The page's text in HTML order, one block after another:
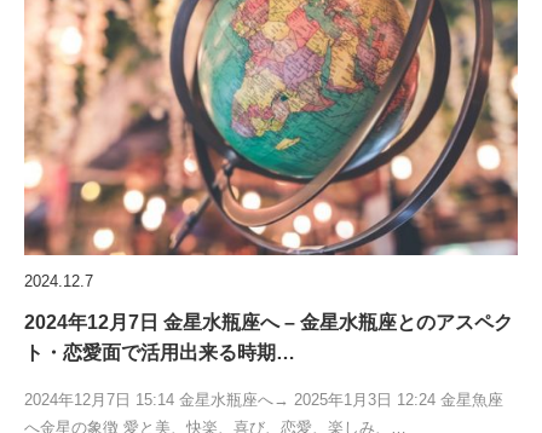
2024.12.7
2024年12月7日 金星水瓶座へ – 金星水瓶座とのアスペク
ト・恋愛面で活用出来る時期…
2024年12月7日 15:14 金星水瓶座へ→ 2025年1月3日 12:24 金星魚座
へ金星の象徴 愛と美、快楽、喜び、恋愛、楽しみ、…